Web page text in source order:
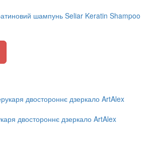
шампунь Seliar Keratin Shampoo
двостороннє дзеркало ArtAlex